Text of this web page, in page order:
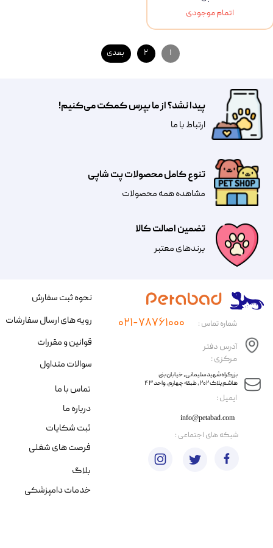
اتمام موجودی
۱ ۲ بعدی
تضمین اصالت کالا
​​برندهای معتبر​​​​​​​
تنوع کامل محصولات پت شاپی
مشاهده همه محصولات
پیدا نشد؟ از ما بپرس کمکت می‌کنیم!
​​​ارتباط با ما
​ایمیل :
آدرس دفتر
مرکزی :
info@petabad.com
​​بزرگراه شهید سلیمانی، خیابان بنی
هاشم پلاک ۲۰۲ ، طبقه چهارم، واحد ۴۳
شماره تماس : ۰۲۱-۷۸۷۶۱۰۰۰
نحوه ثبت سفارش
رویه های ارسال سفارشات
قوانین و مقررات
سوالات متداول
تماس با ما
درباره ما
ثبت شکایات
فرصت های شغلی
​شبکه های اجتماعی :
بلاگ
خدمات دامپزشکی